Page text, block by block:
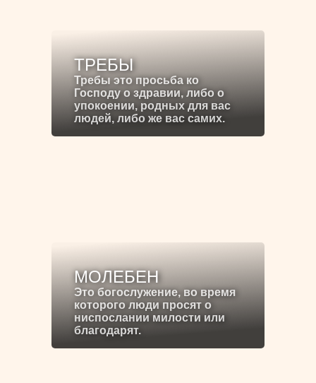
ТРЕБЫ
Требы это просьба ко
Господу о здравии, либо о
упокоении, родных для вас
людей, либо же вас самих.
МОЛЕБЕН
Это богослужение, во время
которого люди просят о
ниспослании милости или
благодарят.